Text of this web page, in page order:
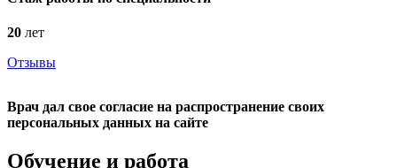
20 лет
Отзывы
Врач дал свое согласие на распространение своих
персональных данных на сайте
Обучение и работа